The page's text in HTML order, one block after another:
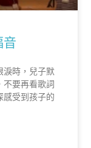
音
淚時，兒子默
不要再看歌詞
感受到孩子的